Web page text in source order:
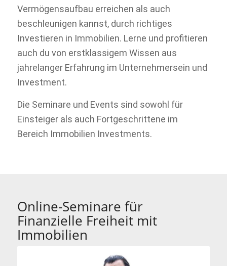
Vermögensaufbau erreichen als auch
beschleunigen kannst, durch richtiges
Investieren in Immobilien. Lerne und profitieren
auch du von erstklassigem Wissen aus
jahrelanger Erfahrung im Unternehmersein und
Investment.
Die Seminare und Events sind sowohl für
Einsteiger als auch Fortgeschrittene im
Bereich Immobilien Investments.
Online-Seminare für
Finanzielle Freiheit mit
Immobilien